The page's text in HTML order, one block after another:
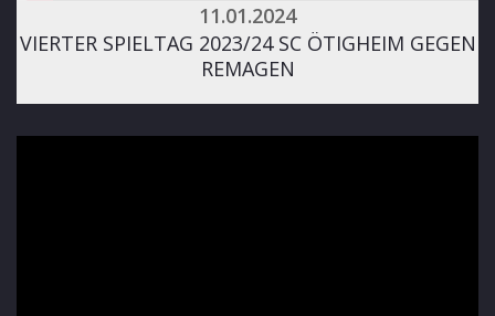
11.01.2024
VIERTER SPIELTAG 2023/24 SC ÖTIGHEIM GEGEN
REMAGEN